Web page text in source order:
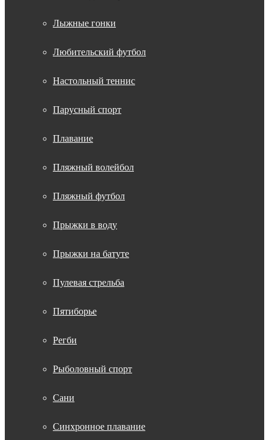
Лыжные гонки
Любительский футбол
Настольный теннис
Парусный спорт
Плавание
Пляжный волейбол
Пляжный футбол
Прыжки в воду
Прыжки на батуте
Пулевая стрельба
Пятиборье
Регби
Рыболовный спорт
Сани
Синхронное плавание